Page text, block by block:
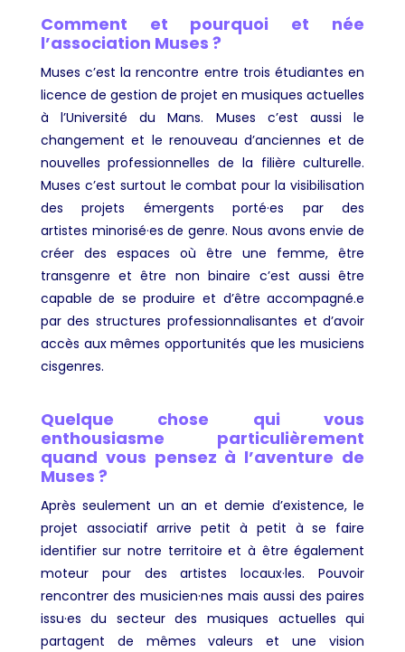
Comment et pourquoi et née
l’association Muses ?
Muses c’est la rencontre entre trois étudiantes en
licence de gestion de projet en musiques actuelles
à l’Université du Mans. Muses c’est aussi le
changement et le renouveau d’anciennes et de
nouvelles professionnelles de la filière culturelle.
Muses c’est surtout le combat pour la visibilisation
des projets émergents porté·es par des
artistes minorisé·es de genre. Nous avons envie de
créer des espaces où être une femme, être
transgenre et être non binaire c’est aussi être
capable de se produire et d’être accompagné.e
par des structures professionnalisantes et d’avoir
accès aux mêmes opportunités que les musiciens
cisgenres.
Quelque chose qui vous
enthousiasme particulièrement
quand vous pensez à l’aventure de
Muses ?
Après seulement un an et demie d’existence, le
projet associatif arrive petit à petit à se faire
identifier sur notre territoire et à être également
moteur pour des artistes locaux·les. Pouvoir
rencontrer des musicien·nes mais aussi des paires
issu·es du secteur des musiques actuelles qui
partagent de mêmes valeurs et une vision